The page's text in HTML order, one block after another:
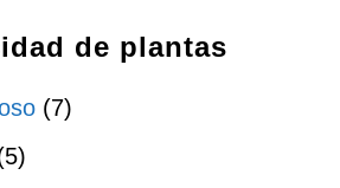
de plantas
(7)